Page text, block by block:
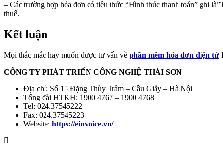
– Các trường hợp hóa đơn có tiêu thức “Hình thức thanh toán” ghi
thuế.
Kết luận
Mọi thắc mắc hay muốn được tư vấn về phần mềm hóa đơn điện tử
CÔNG TY PHÁT TRIỂN CÔNG NGHỆ THÁI SƠN
Địa chỉ: Số 15 Đặng Thùy Trâm – Cầu Giấy – Hà Nội
Tổng đài HTKH: 1900 4767 – 1900 4768
Tel: 024.37545222
Fax: 024.37545223
Website: https://einvoice.vn/